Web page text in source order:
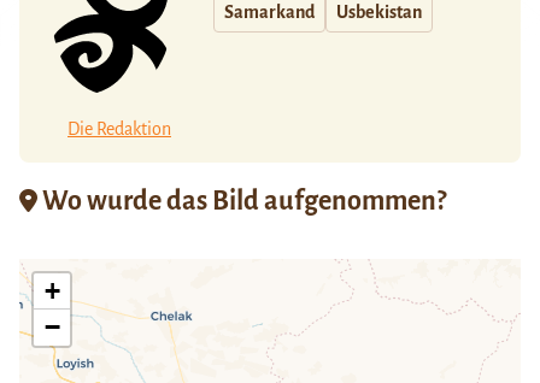
Die Redaktion
Samarkand Usbekistan
Wo wurde das Bild aufgenommen?
+
−